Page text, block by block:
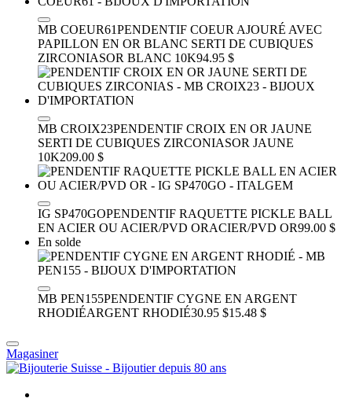
MB COEUR61PENDENTIF COEUR AJOURÉ AVEC
PAPILLON EN OR BLANC SERTI DE CUBIQUES
ZIRCONIASOR BLANC 10K94.95 $
MB CROIX23PENDENTIF CROIX EN OR JAUNE
SERTI DE CUBIQUES ZIRCONIASOR JAUNE
10K209.00 $
IG SP470GOPENDENTIF RAQUETTE PICKLE BALL
EN ACIER OU ACIER/PVD ORACIER/PVD OR99.00 $
En solde
MB PEN155PENDENTIF CYGNE EN ARGENT
RHODIÉARGENT RHODIÉ30.95 $15.48 $
Magasiner